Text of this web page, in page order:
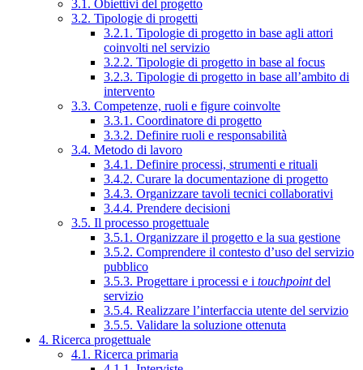
3.1. Obiettivi del progetto
3.2. Tipologie di progetti
3.2.1. Tipologie di progetto in base agli attori
coinvolti nel servizio
3.2.2. Tipologie di progetto in base al focus
3.2.3. Tipologie di progetto in base all’ambito di
intervento
3.3. Competenze, ruoli e figure coinvolte
3.3.1. Coordinatore di progetto
3.3.2. Definire ruoli e responsabilità
3.4. Metodo di lavoro
3.4.1. Definire processi, strumenti e rituali
3.4.2. Curare la documentazione di progetto
3.4.3. Organizzare tavoli tecnici collaborativi
3.4.4. Prendere decisioni
3.5. Il processo progettuale
3.5.1. Organizzare il progetto e la sua gestione
3.5.2. Comprendere il contesto d’uso del servizio
pubblico
3.5.3. Progettare i processi e i touchpointdel
servizio
3.5.4. Realizzare l’interfaccia utente del servizio
3.5.5. Validare la soluzione ottenuta
4. Ricerca progettuale
4.1. Ricerca primaria